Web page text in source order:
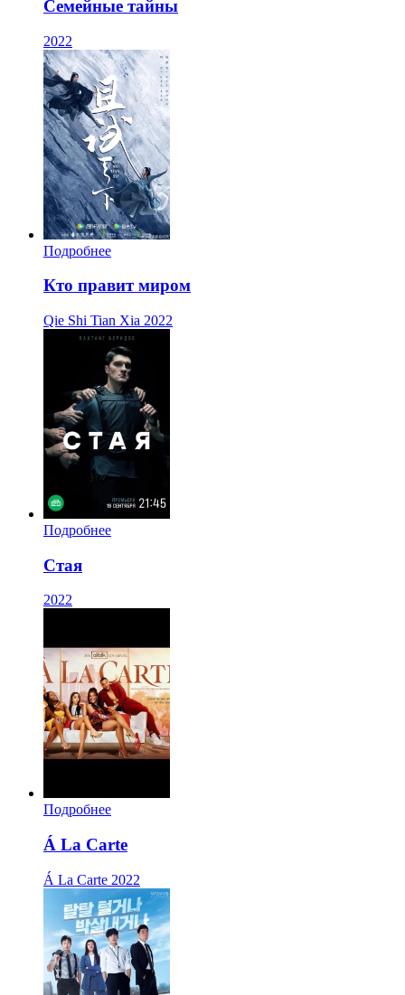
Семейные тайны
2022
Подробнее
Кто правит миром
Qie Shi Tian Xia 2022
Подробнее
Стая
2022
Подробнее
Á La Carte
Á La Carte 2022